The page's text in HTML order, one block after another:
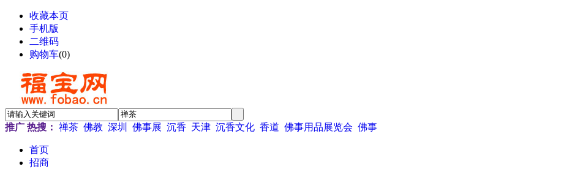
收藏本页
手机版
二维码
购物车(0)
推广 热搜： 禅茶 佛教 深圳 佛事展 沉香 天津 沉香文化 香道 佛事用品展览会 佛事
首页
招商